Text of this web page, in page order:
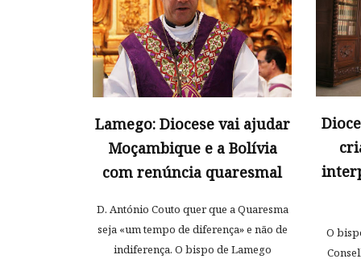
Lamego: Diocese vai ajudar
Moçambique e a Bolívia
com renúncia quaresmal
D. António Couto quer que a Quaresma
seja «um tempo de diferença» e não de
indiferença. O bispo de Lamego
O